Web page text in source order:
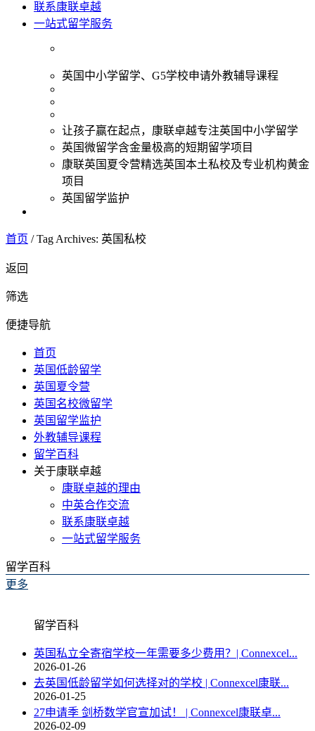
联系康联卓越
一站式留学服务
英国中小学留学、G5学校申请外教辅导课程
让孩子赢在起点，康联卓越专注英国中小学留学
英国微留学含金量极高的短期留学项目
康联英国夏令营精选英国本土私校及专业机构黄金
项目
英国留学监护
首页 /Tag Archives: 英国私校
返回
筛选
便捷导航
首页
英国低龄留学
英国夏令营
英国名校微留学
英国留学监护
外教辅导课程
留学百科
关于康联卓越
康联卓越的理由
中英合作交流
联系康联卓越
一站式留学服务
留学百科
更多
留学百科
英国私立全寄宿学校一年需要多少费用？| Connexcel...
2026-01-26
去英国低龄留学如何选择对的学校 | Connexcel康联...
2026-01-25
27申请季 剑桥数学官宣加试！ | Connexcel康联卓...
2026-02-09